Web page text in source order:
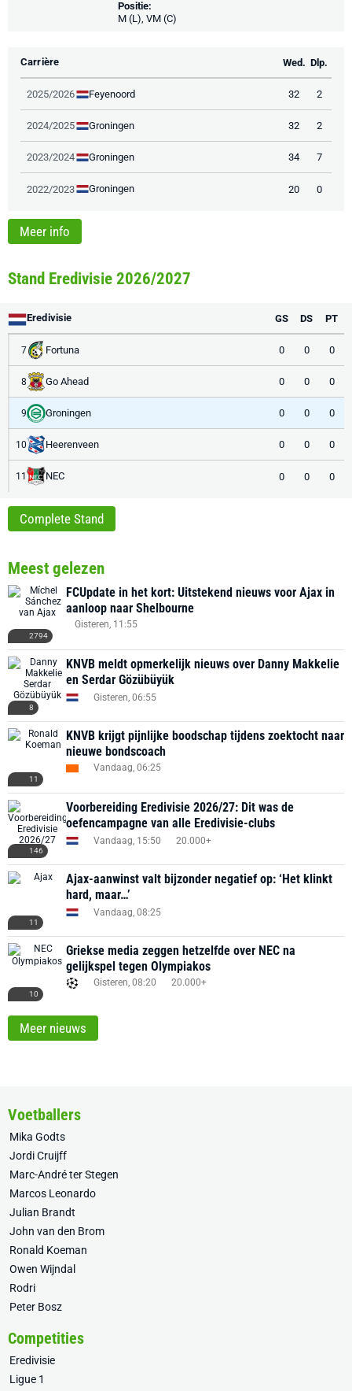
Positie:
M (L), VM (C)
Carrière Wed. Dlp.
2025/2026 Feyenoord 32 2
2024/2025 Groningen 32 2
2023/2024 Groningen 34 7
2022/2023 Groningen 20 0
Meer info
Stand Eredivisie 2026/2027
Eredivisie GS DS PT
7 Fortuna 0 0 0
8 Go Ahead 0 0 0
9 Groningen 0 0 0
10 Heerenveen 0 0 0
11 NEC 0 0 0
Complete Stand
Meest gelezen
2794
FCUpdate in het kort: Uitstekend nieuws voor Ajax in
aanloop naar Shelbourne
Gisteren, 11:55
8
KNVB meldt opmerkelijk nieuws over Danny Makkelie
en Serdar Gözübüyük
Gisteren, 06:55
11
KNVB krijgt pijnlijke boodschap tijdens zoektocht naar
nieuwe bondscoach
Vandaag, 06:25
146
Voorbereiding Eredivisie 2026/27: Dit was de
oefencampagne van alle Eredivisie-clubs
Vandaag, 15:50 20.000+
11
Ajax-aanwinst valt bijzonder negatief op: ‘Het klinkt
hard, maar…’
Vandaag, 08:25
10
Griekse media zeggen hetzelfde over NEC na
gelijkspel tegen Olympiakos
Gisteren, 08:20 20.000+
Meer nieuws
Voetballers
Mika Godts
Jordi Cruijff
Marc-André ter Stegen
Marcos Leonardo
Julian Brandt
John van den Brom
Ronald Koeman
Owen Wijndal
Rodri
Peter Bosz
Competities
Eredivisie
Ligue 1